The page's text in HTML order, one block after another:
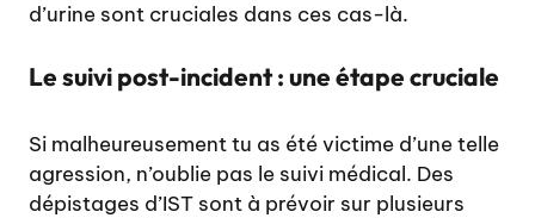
d’urine sont cruciales dans ces cas-là.
Le suivi post-incident : une étape cruciale
Si malheureusement tu as été victime d’une telle
agression, n’oublie pas le suivi médical. Des
dépistages d’IST sont à prévoir sur plusieurs